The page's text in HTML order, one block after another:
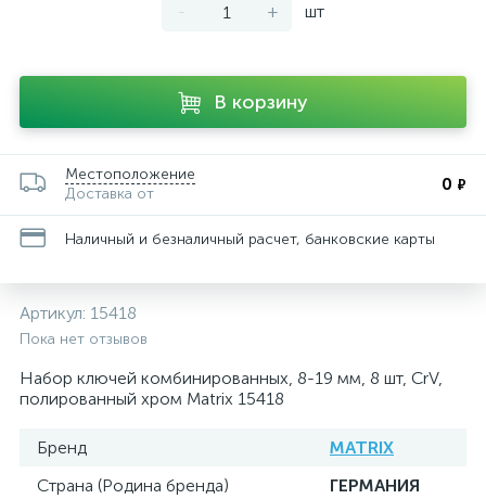
- + шт
В корзину
Местоположение
Доставка от
0 ₽
Наличный и безналичный расчет, банковские карты
Артикул: 15418
Пока нет отзывов
Набор ключей комбинированных, 8-19 мм, 8 шт, CrV,
полированный хром Matrix 15418
Бренд
MATRIX
Страна (Родина бренда)
ГЕРМАНИЯ